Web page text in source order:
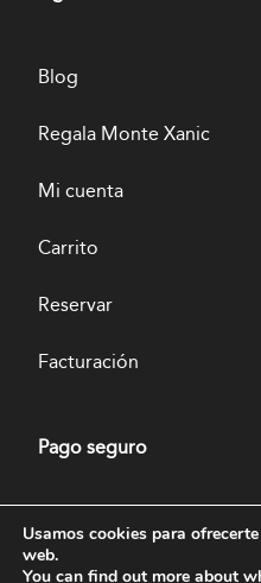
Blog
Regala Monte Xanic
Mi cuenta
Carrito
Reservar
Facturación
Pago seguro
Usamos cookies para
web.
You can find out more about